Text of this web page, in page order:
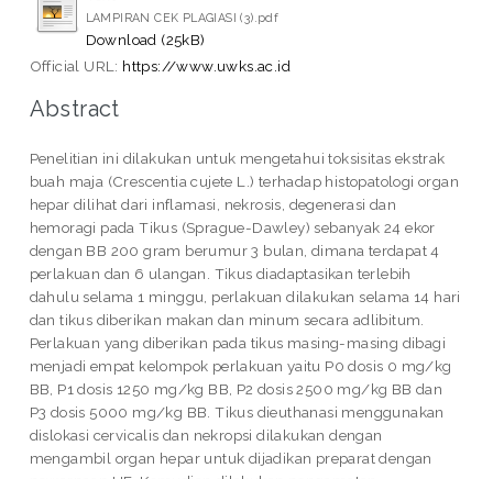
LAMPIRAN CEK PLAGIASI (3).pdf
Download (25kB)
Official URL: https://www.uwks.ac.id
Abstract
Penelitian ini dilakukan untuk mengetahui toksisitas ekstrak
buah maja (Crescentia cujete L.) terhadap histopatologi organ
hepar dilihat dari inflamasi, nekrosis, degenerasi dan
hemoragi pada Tikus (Sprague-Dawley) sebanyak 24 ekor
dengan BB 200 gram berumur 3 bulan, dimana terdapat 4
perlakuan dan 6 ulangan. Tikus diadaptasikan terlebih
dahulu selama 1 minggu, perlakuan dilakukan selama 14 hari
dan tikus diberikan makan dan minum secara adlibitum.
Perlakuan yang diberikan pada tikus masing-masing dibagi
menjadi empat kelompok perlakuan yaitu P0 dosis 0 mg/kg
BB, P1 dosis 1250 mg/kg BB, P2 dosis 2500 mg/kg BB dan
P3 dosis 5000 mg/kg BB. Tikus dieuthanasi menggunakan
dislokasi cervicalis dan nekropsi dilakukan dengan
mengambil organ hepar untuk dijadikan preparat dengan